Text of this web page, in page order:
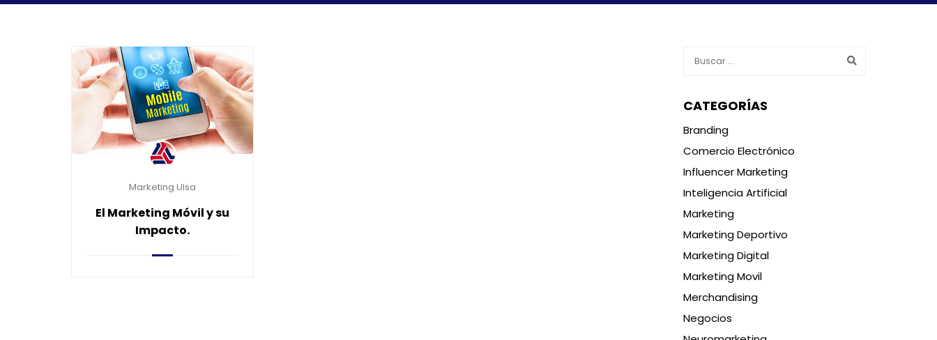
Marketing Ulsa
El Marketing Móvil y su
Impacto.
CATEGORÍAS
Branding
Comercio Electrónico
Influencer Marketing
Inteligencia Artificial
Marketing
Marketing Deportivo
Marketing Digital
Marketing Movil
Merchandising
Negocios